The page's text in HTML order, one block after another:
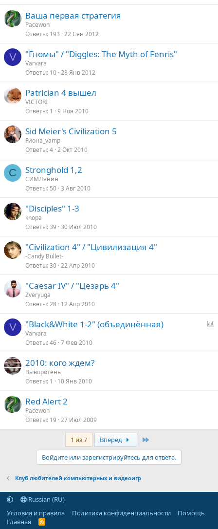
Ваша первая стратегия
Pacewon
Ответы 193 22 Сен 2012
V "Гномы" / "Diggles: The Myth of Fenris"
Varvara
Ответы 10 28 Янв 2012
Patrician 4 вышел
VICTORI
Ответы 1 9 Ноя 2010
Sid Meier's Civilization 5
Fиона_vamp
Ответы 4 2 Окт 2010
С Stronghold 1,2
СИМЛянин
Ответы 50 3 Авг 2010
"Disciples" 1-3
knopa
Ответы 39 30 Июл 2010
"Civilization 4" / "Цивилизация 4"
-Candy Bullet-
Ответы 30 22 Апр 2010
"Caesar IV" / "Цезарь 4"
Zveryuga
Ответы 28 12 Апр 2010
V
о
"Black&White 1-2" (объединённая)
Varvara
Ответы 46 7 Фев 2010
2010: кого ждем?
Выворотень
Ответы 1 10 Янв 2010
Red Alert 2
Pacewon
Ответы 19 27 Июл 2009
1 из 7 Вперёд
Войдите или зарегистрируйтесь для ответа.
Клуб любителей компьютерных и видеоигр
Russian (RU)
Условия и правила
Политика конфиденциальности
Помощь
Главная
R